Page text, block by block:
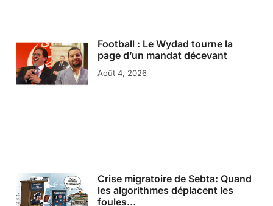
Football : Le Wydad tourne la
page d’un mandat décevant
Août 4, 2026
Crise migratoire de Sebta: Quand
les algorithmes déplacent les
foules…